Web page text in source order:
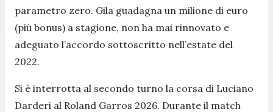
parametro zero. Gila guadagna un milione di euro
(più bonus) a stagione, non ha mai rinnovato e
adeguato l’accordo sottoscritto nell’estate del
2022.
Si è interrotta al secondo turno la corsa di Luciano
Darderi al Roland Garros 2026. Durante il match